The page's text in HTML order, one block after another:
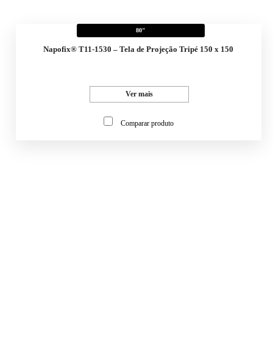
80"
Napofix® T11-1530 – Tela de Projeção Tripé 150 x 150
Ver mais
Comparar produto